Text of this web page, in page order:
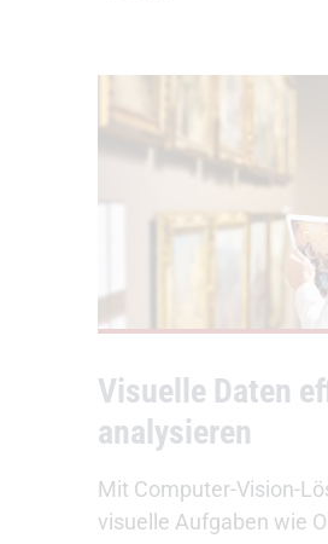
Visuelle Daten
analysieren
Mit Computer-Vision-
visuelle Aufgaben wie